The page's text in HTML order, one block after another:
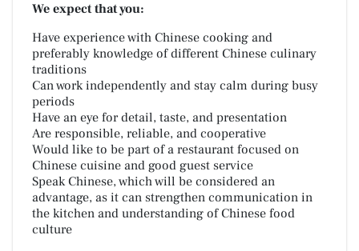
We expect that you:
Have experience with Chinese cooking and
preferably knowledge of different Chinese culinary
traditions
Can work independently and stay calm during busy
periods
Have an eye for detail, taste, and presentation
Are responsible, reliable, and cooperative
Would like to be part of a restaurant focused on
Chinese cuisine and good guest service
Speak Chinese, which will be considered an
advantage, as it can strengthen communication in
the kitchen and understanding of Chinese food
culture